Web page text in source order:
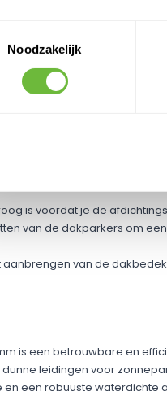
Noodzakelijkvan de doorvoer: Dit
afwerking.
doorvoer: Dit voorkomt
de flens: Dit zorgt voor een
installatie.
is voordat je de
van de dakparkers om
van de
is een betrouwbare en
leidingen voor
een robuuste waterdichte